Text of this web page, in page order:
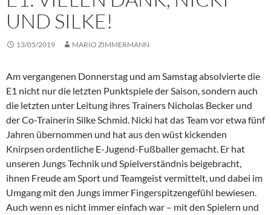
UND SILKE!
13/05/2019 MARIO ZIMMERMANN
Am vergangenen Donnerstag und am Samstag absolvierte die
E1 nicht nur die letzten Punktspiele der Saison, sondern auch
die letzten unter Leitung ihres Trainers Nicholas Becker und
der Co-Trainerin Silke Schmid. Nicki hat das Team vor etwa fünf
Jahren übernommen und hat aus den wüst kickenden
Knirpsen ordentliche E-Jugend-Fußballer gemacht. Er hat
unseren Jungs Technik und Spielverständnis beigebracht,
ihnen Freude am Sport und Teamgeist vermittelt, und dabei im
Umgang mit den Jungs immer Fingerspitzengefühl bewiesen.
Auch wenn es nicht immer einfach war – mit den Spielern und